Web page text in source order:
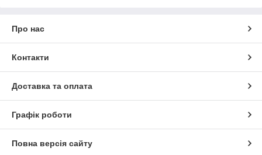
Про нас
Контакти
Доставка та оплата
Графік роботи
Повна версія сайту